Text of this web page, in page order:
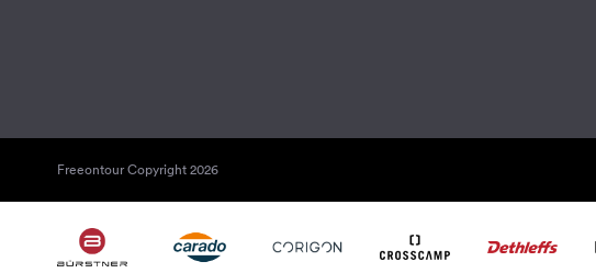
Freeontour Copyright 2026